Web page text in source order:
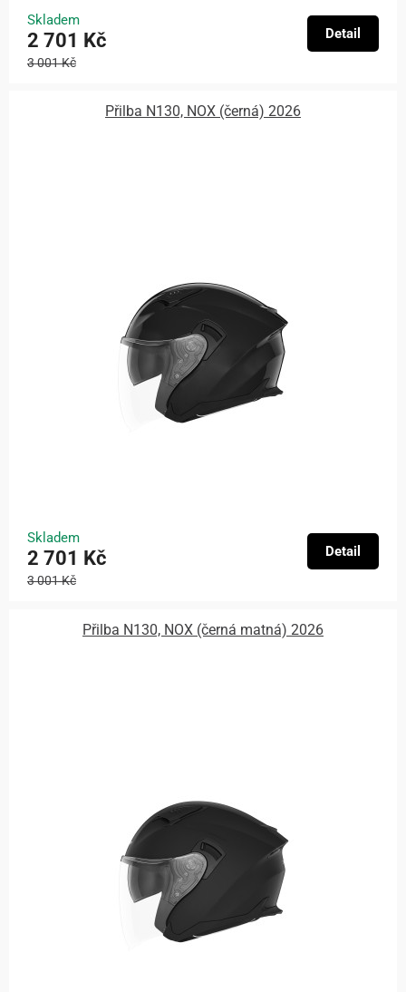
Skladem
2 701 Kč
3 001 Kč
Detail
Přilba N130, NOX (černá) 2026
Skladem
2 701 Kč
3 001 Kč
Detail
Přilba N130, NOX (černá matná) 2026